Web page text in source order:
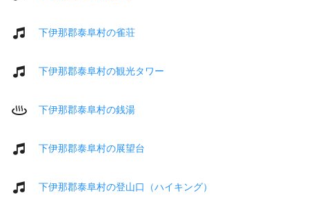
下伊那郡泰阜村の雀荘
下伊那郡泰阜村の観光タワー
下伊那郡泰阜村の銭湯
下伊那郡泰阜村の展望台
下伊那郡泰阜村の登山口（ハイキング）